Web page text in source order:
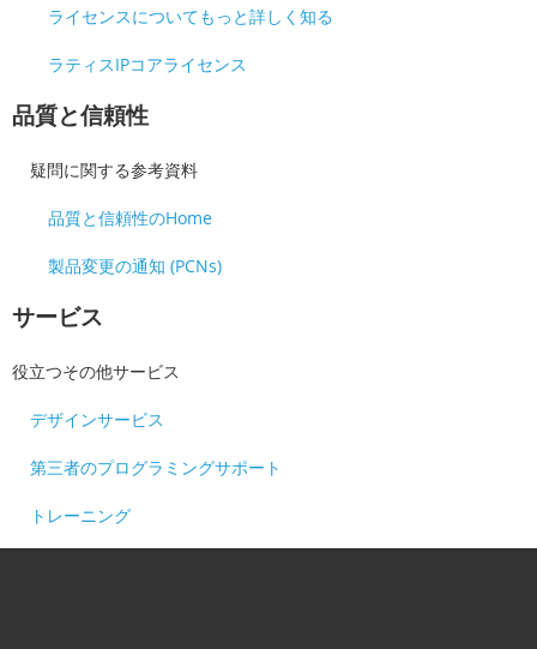
ライセンスについてもっと詳しく知る
ラティスIPコアライセンス
品質と信頼性
疑問に関する参考資料
品質と信頼性のHome
製品変更の通知 (PCNs)
サービス
役立つその他サービス
デザインサービス
第三者のプログラミングサポート
トレーニング